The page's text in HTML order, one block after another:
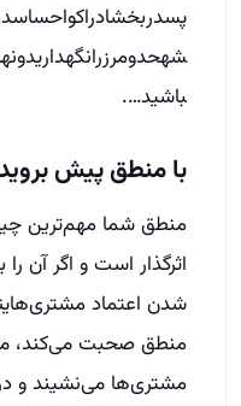
باشید….
با منطق پیش
منطق شما مهم‌ترین
اثرگذار است و اگر آن
شدن اعتماد
منطق صحبت می‌کند،
مشتری‌ها می‌نشیند و